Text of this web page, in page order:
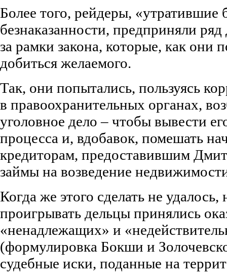
Более того, рейдеры, «утратившие
безнаказанности, предприняли
за рамки закона, которые, как они
добиться желаемого.
Так, они попытались, пользуясь
в правоохранительных органах,
уголовное дело – чтобы вывести
процесса и, вдобавок, помешать
кредиторам, предоставившим
займы на возведение
Когда же этого сделать не
проигрывать дельцы принялись
«ненадлежащих» и
(формулировка Бокши и
судебные иски, поданные на